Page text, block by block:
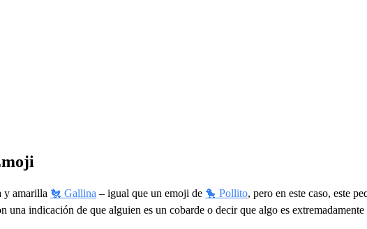
y amarilla 🐔 Gallina – igual que un emoji de 🐤 Pollito, pero en este caso, este
una indicación de que alguien es un cobarde o decir que algo es